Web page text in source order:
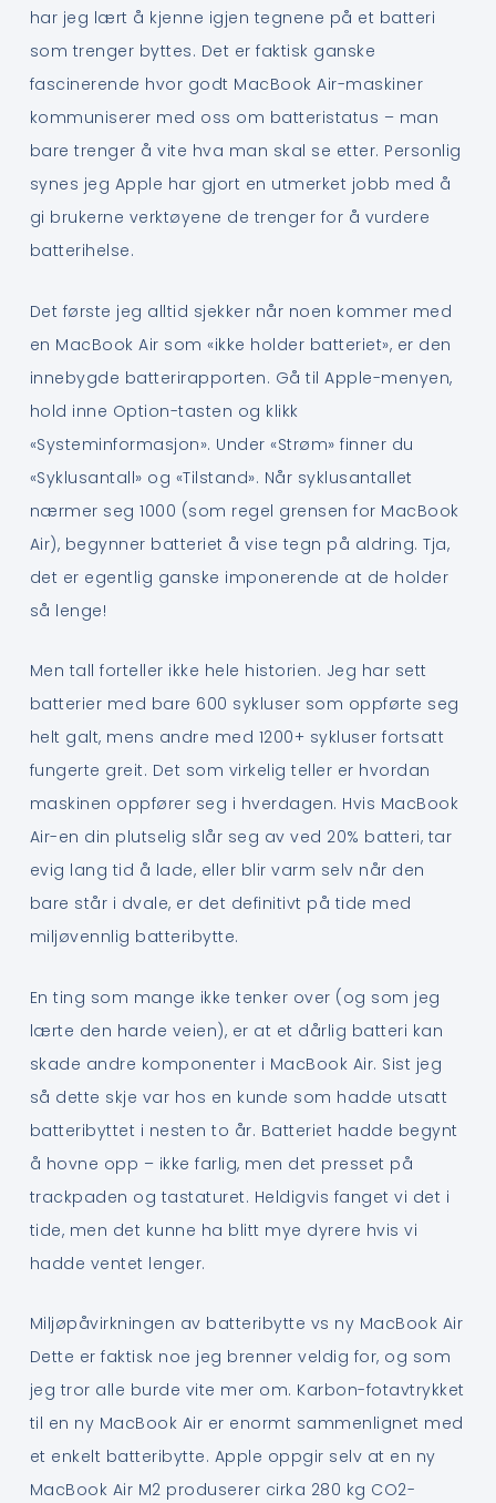
har jeg lært å kjenne igjen tegnene på et batteri
som trenger byttes. Det er faktisk ganske
fascinerende hvor godt MacBook Air-maskiner
kommuniserer med oss om batteristatus – man
bare trenger å vite hva man skal se etter. Personlig
synes jeg Apple har gjort en utmerket jobb med å
gi brukerne verktøyene de trenger for å vurdere
batterihelse.
Det første jeg alltid sjekker når noen kommer med
en MacBook Air som «ikke holder batteriet», er den
innebygde batterirapporten. Gå til Apple-menyen,
hold inne Option-tasten og klikk
«Systeminformasjon». Under «Strøm» finner du
«Syklusantall» og «Tilstand». Når syklusantallet
nærmer seg 1000 (som regel grensen for MacBook
Air), begynner batteriet å vise tegn på aldring. Tja,
det er egentlig ganske imponerende at de holder
så lenge!
Men tall forteller ikke hele historien. Jeg har sett
batterier med bare 600 sykluser som oppførte seg
helt galt, mens andre med 1200+ sykluser fortsatt
fungerte greit. Det som virkelig teller er hvordan
maskinen oppfører seg i hverdagen. Hvis MacBook
Air-en din plutselig slår seg av ved 20% batteri, tar
evig lang tid å lade, eller blir varm selv når den
bare står i dvale, er det definitivt på tide med
miljøvennlig batteribytte.
En ting som mange ikke tenker over (og som jeg
lærte den harde veien), er at et dårlig batteri kan
skade andre komponenter i MacBook Air. Sist jeg
så dette skje var hos en kunde som hadde utsatt
batteribyttet i nesten to år. Batteriet hadde begynt
å hovne opp – ikke farlig, men det presset på
trackpaden og tastaturet. Heldigvis fanget vi det i
tide, men det kunne ha blitt mye dyrere hvis vi
hadde ventet lenger.
Miljøpåvirkningen av batteribytte vs ny MacBook Air
Dette er faktisk noe jeg brenner veldig for, og som
jeg tror alle burde vite mer om. Karbon-fotavtrykket
til en ny MacBook Air er enormt sammenlignet med
et enkelt batteribytte. Apple oppgir selv at en ny
MacBook Air M2 produserer cirka 280 kg CO2-